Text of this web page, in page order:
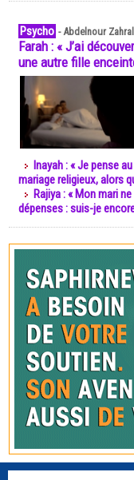
Psycho -Abdelnour
Farah : « J’ai
une autre fille
Inayah : « Je pense
mariage religieux, alors
Rajiya : « Mon mari
dépenses : suis-je